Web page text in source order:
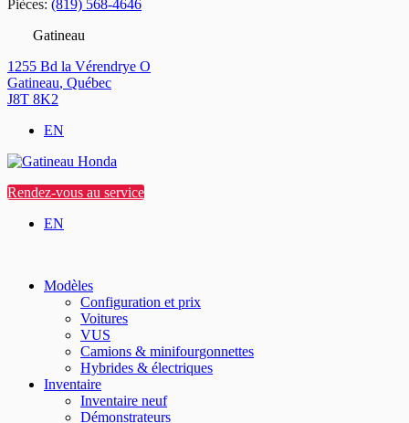
Pièces: (819) 568-4646
Gatineau
1255 Bd la Vérendrye O
Gatineau, Québec
J8T 8K2
EN
Rendez-vous au service
EN
Modèles
Configuration et prix
Voitures
VUS
Camions & minifourgonnettes
Hybrides & électriques
Inventaire
Inventaire neuf
Démonstrateurs